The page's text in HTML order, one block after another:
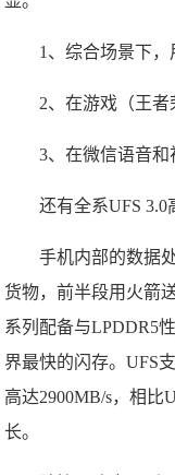
1、综合场景下，
2、在游戏（王者
3、在微信语音和
还有全系UFS
手机内部的数据
货物，前半段用火箭
系列配备与LPDDR5
界最快的闪存。UFS
高达2900MB/s，相比
长。